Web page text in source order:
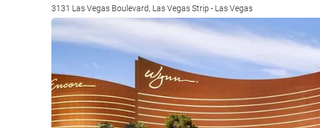
3131 Las Vegas Boulevard, Las Vegas Strip - Las Vegas